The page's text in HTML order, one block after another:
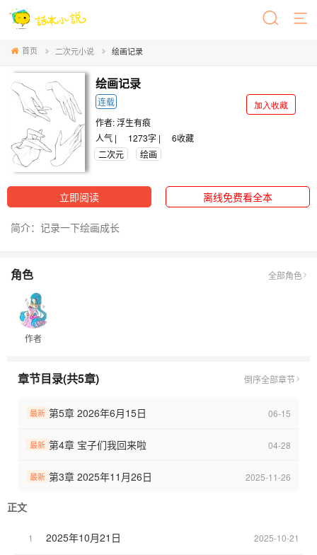
首页 二次元小说 绘画记录
绘画记录
连载
加入收藏
作者:浮生有痕
人气 |
1273字 | 6收藏
二次元
绘画
立即阅读 离线免费看全本
简介：记录一下绘画成长
角色 全部角色
作者
章节目录(共5章) 倒序全部章节
最新 第5章 2026年6月15日 06-15
最新 第4章 宝子们我回来啦 04-28
最新 第3章 2025年11月26日 2025-11-26
正文
1 2025年10月21日 2025-10-21